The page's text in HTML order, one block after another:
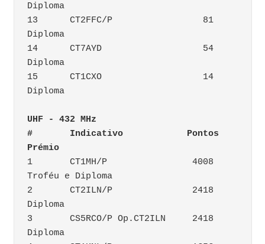
Diploma
13	CT2FFC/P		 81
Diploma
14	CT7AYD		         54
Diploma
15	CT1CXO		         14
Diploma
#	Indicativo	      Pontos
Prémio
1	CT1MH/P		       4008
Troféu e Diploma
2	CT2ILN/P	       2418
Diploma
3	CS5RCO/P Op.CT2ILN     2418
Diploma